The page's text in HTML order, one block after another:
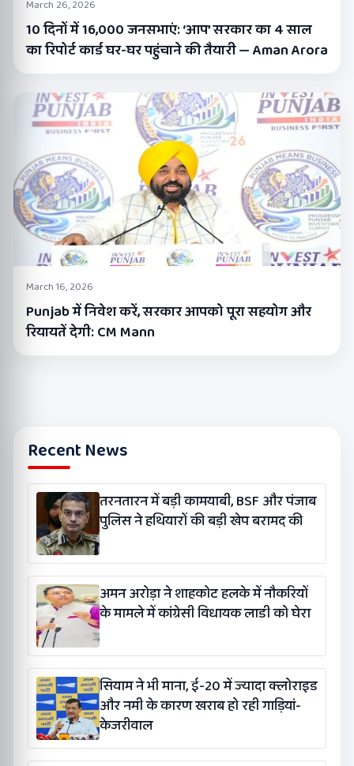
March 26, 2026
10 दिनों में 16,000 जनसभाएं: ‘आप’ सरकार का 4 साल
का रिपोर्ट कार्ड घर-घर पहुंचाने की तैयारी — Aman Arora
March 16, 2026
Punjab में निवेश करें, सरकार आपको पूरा सहयोग और
रियायतें देगी: CM Mann
Recent News
तरनतारन में बड़ी कामयाबी, BSF और पंजाब
पुलिस ने हथियारों की बड़ी खेप बरामद की
अमन अरोड़ा ने शाहकोट हलके में नौकरियों
के मामले में कांग्रेसी विधायक लाडी को घेरा
सियाम ने भी माना, ई-20 में ज्यादा क्लोराइड
और नमी के कारण खराब हो रही गाड़ियां-
केजरीवाल